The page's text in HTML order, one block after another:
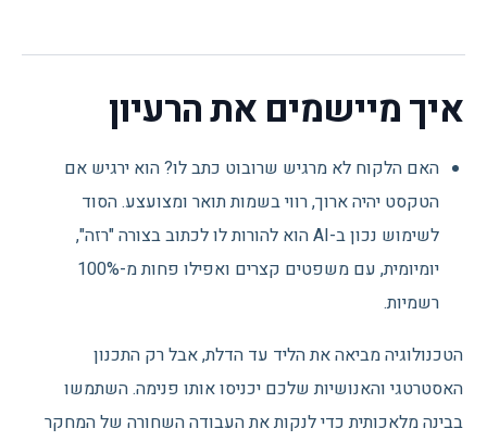
איך מיישמים את הרעיון
האם הלקוח לא מרגיש שרובוט כתב לו? הוא ירגיש אם
הטקסט יהיה ארוך, רווי בשמות תואר ומצועצע. הסוד
לשימוש נכון ב-AI הוא להורות לו לכתוב בצורה "רזה",
יומיומית, עם משפטים קצרים ואפילו פחות מ-100%
רשמיות.
הטכנולוגיה מביאה את הליד עד הדלת, אבל רק התכנון
האסטרטגי והאנושיות שלכם יכניסו אותו פנימה. השתמשו
בבינה מלאכותית כדי לנקות את העבודה השחורה של המחקר